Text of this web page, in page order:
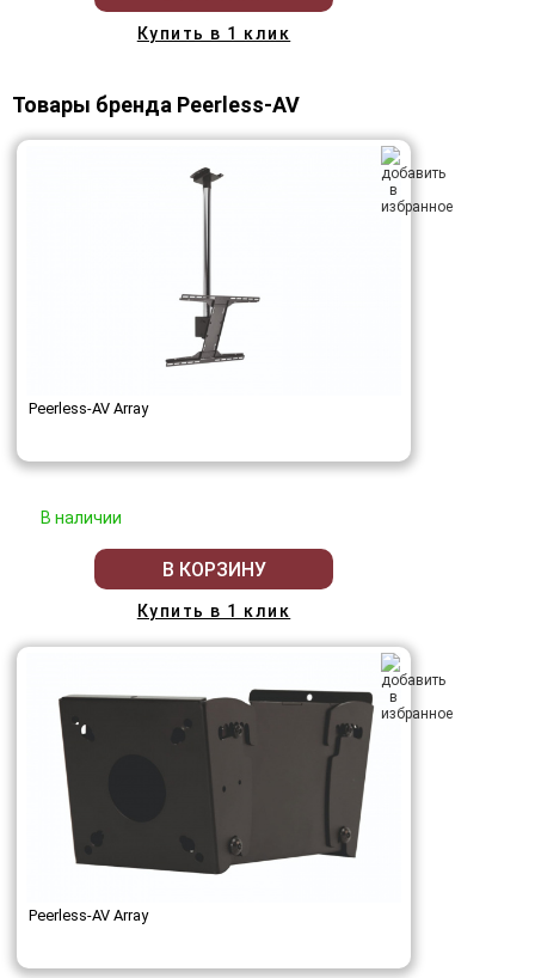
Купить в 1 клик
Товары бренда Peerless-AV
Peerless-AV Array
В наличии
В КОРЗИНУ
Купить в 1 клик
Peerless-AV Array